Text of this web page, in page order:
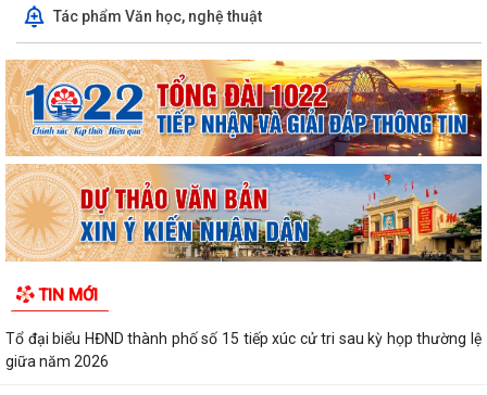
Tác phẩm Văn học, nghệ thuật
TIN MỚI
Tổ đại biểu HĐND thành phố số 15 tiếp xúc cử tri sau kỳ họp thường lệ
giữa năm 2026